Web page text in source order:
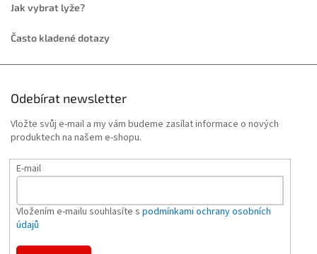
Jak vybrat lyže?
Často kladené dotazy
Odebírat newsletter
Vložte svůj e-mail a my vám budeme zasílat informace o nových
produktech na našem e-shopu.
E-mail
Vložením e-mailu souhlasíte s podmínkami ochrany osobních
údajů